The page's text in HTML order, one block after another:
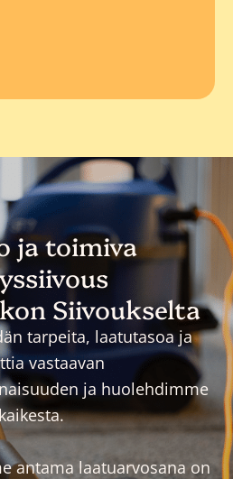
ja toimiva
Siivoukselta
tarpeita, laatutasoa ja
vastaavan
ja huolehdimme
antama laatuarvosana on